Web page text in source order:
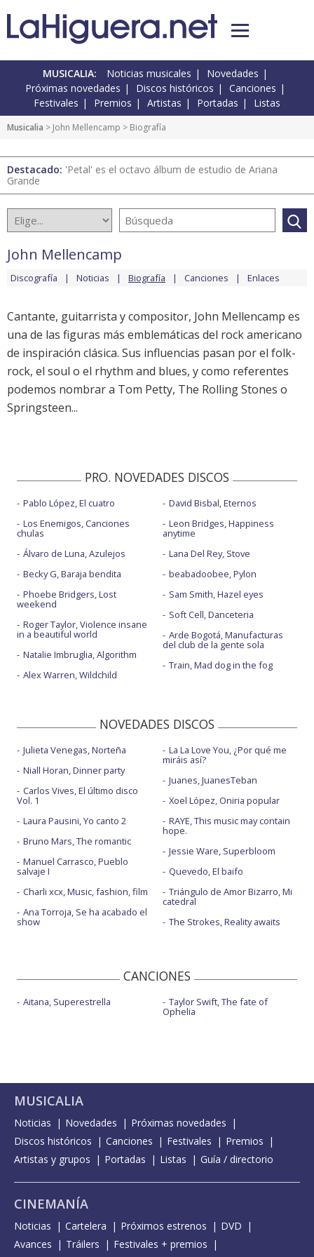
MUSICALIA: Noticias musicales
Novedades
Próximas novedades
Discos históricos
Canciones
Festivales
Premios Artistas Portadas Listas
Musicalia > John Mellencamp > Biografía
Destacado: 'Petal' es el octavo álbum de estudio de Ariana
Grande
John Mellencamp
Discografía Noticias Biografía Canciones Enlaces
Cantante, guitarrista y compositor, John Mellencamp es
una de las figuras más emblemáticas del rock americano
de inspiración clásica. Sus influencias pasan por el folk-
rock, el soul o el rhythm and blues, y como referentes
podemos nombrar a Tom Petty, The Rolling Stones o
Springsteen...
PRO. NOVEDADES DISCOS
Pablo López, El cuatro
Los Enemigos, Canciones
chulas
Álvaro de Luna, Azulejos
Becky G, Baraja bendita
Phoebe Bridgers, Lost
weekend
Roger Taylor, Violence insane
in a beautiful world
Natalie Imbruglia, Algorithm
Alex Warren, Wildchild
David Bisbal, Eternos
Leon Bridges, Happiness
anytime
Lana Del Rey, Stove
beabadoobee, Pylon
Sam Smith, Hazel eyes
Soft Cell, Danceteria
Arde Bogotá, Manufacturas
del club de la gente sola
Train, Mad dog in the fog
NOVEDADES DISCOS
Julieta Venegas, Norteña
Niall Horan, Dinner party
Carlos Vives, El último disco
Vol. 1
Laura Pausini, Yo canto 2
Bruno Mars, The romantic
Manuel Carrasco, Pueblo
salvaje I
Charli xcx, Music, fashion, film
Ana Torroja, Se ha acabado el
show
La La Love You, ¿Por qué me
miráis así?
Juanes, JuanesTeban
Xoel López, Oniria popular
RAYE, This music may contain
hope.
Jessie Ware, Superbloom
Quevedo, El baifo
Triángulo de Amor Bizarro, Mi
catedral
The Strokes, Reality awaits
CANCIONES
Aitana, Superestrella Taylor Swift, The fate of
Ophelia
MUSICALIA
Noticias Novedades
Próximas novedades
Discos históricos
Canciones Festivales
Premios
Artistas y grupos
Portadas Listas Guía / directorio
CINEMANÍA
Noticias Cartelera Próximos estrenos
DVD
Avances
Tráilers
Festivales + premios